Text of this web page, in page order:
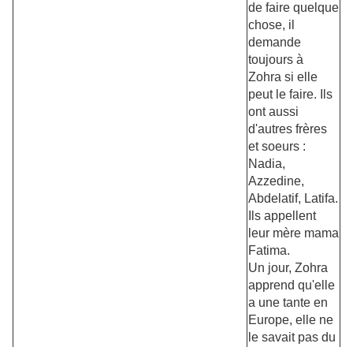
de faire quelque
chose, il
demande
toujours à
Zohra si elle
peut le faire. Ils
ont aussi
d'autres frères
et soeurs :
Nadia,
Azzedine,
Abdelatif, Latifa.
Ils appellent
leur mère mama
Fatima.
Un jour, Zohra
apprend qu'elle
a une tante en
Europe, elle ne
le savait pas du